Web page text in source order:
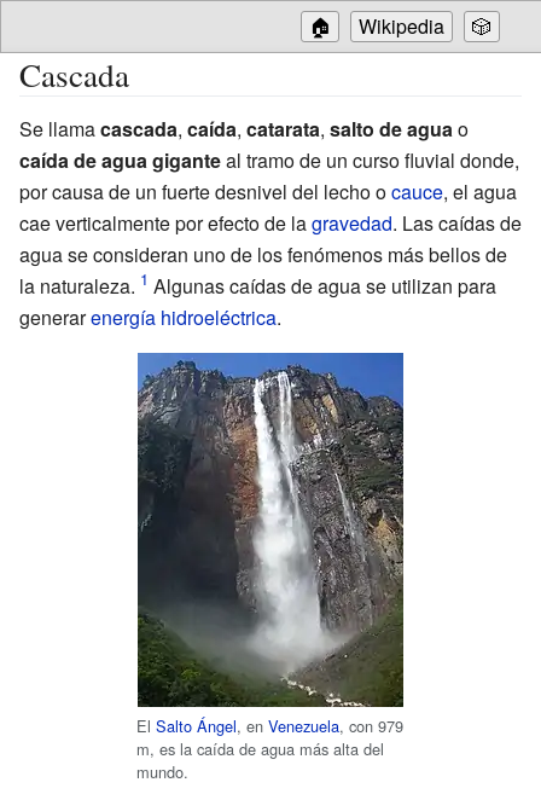
🏠 Wikipedia 🎲
Cascada
Se llamacascada, caída, catarata, salto de agua o
caída de agua giganteal tramo de un curso fluvial donde,
por causa de un fuerte desnivel del lecho ocauce, el agua
cae verticalmente por efecto de lagravedad. Las caídas de
agua se consideran uno de los fenómenos más bellos de
la naturaleza.
Algunas caídas de agua se utilizan para
generarenergía hidroeléctrica.
El Salto Ángel, en Venezuela, con 979
m, es la caída de agua más alta del
mundo.